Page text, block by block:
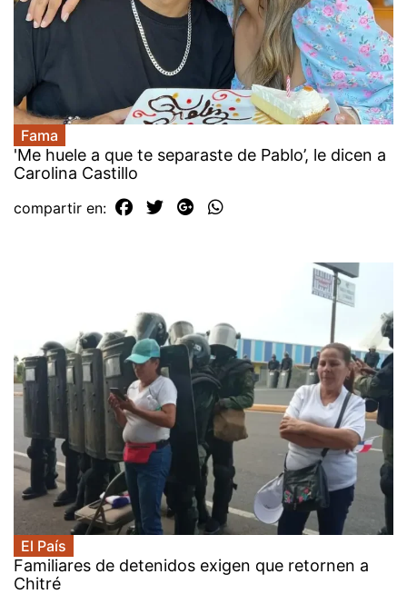
Fama
'Me huele a que te separaste de Pablo’, le dicen a
Carolina Castillo
compartir en:
El País
Familiares de detenidos exigen que retornen a
Chitré